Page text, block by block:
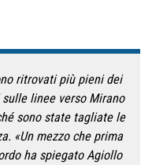
ritrovati più pieni dei
linee verso Mirano
sono state tagliate le
«Un mezzo che prima
ha spiegato Agiollo